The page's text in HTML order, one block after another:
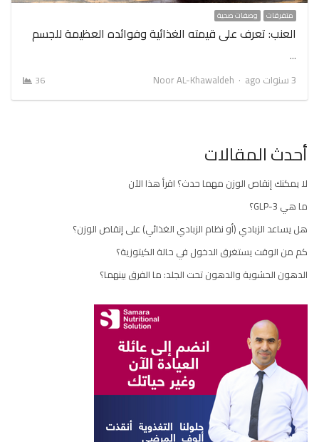
متفرقات وصفات صحية
العنب: تعرف على قيمته الغذائية وفوائده العظيمة للجسم
…
3 سنوات ago
Author
Noor AL-Khawaldeh
36
أحدث المقالات
لا يمكنك إنقاص الوزن مهما حدث؟ اقرأ هذا الآن
ما هي GLP-3؟
هل يساعد الزبادي (أو نظام الزبادي الغذائي) على إنقاص الوزن؟
كم من الوقت يستغرق الدخول في حالة الكيتوزية؟
الدهون الحشوية والدهون تحت الجلد: ما الفرق بينهما؟